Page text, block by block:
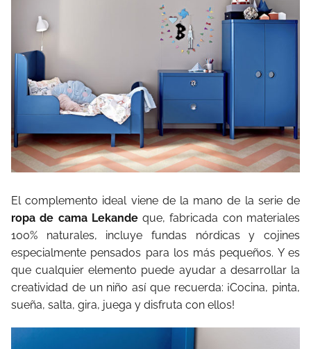
El complemento ideal viene de la mano de la serie de
ropa de cama Lekandeque, fabricada con materiales
100% naturales, incluye fundas nórdicas y cojines
especialmente pensados para los más pequeños. Y es
que cualquier elemento puede ayudar a desarrollar la
creatividad de un niño así que recuerda: ¡Cocina, pinta,
sueña, salta, gira, juega y disfruta con ellos!